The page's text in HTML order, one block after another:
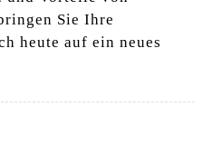
Sie Ihre
heute auf ein neues